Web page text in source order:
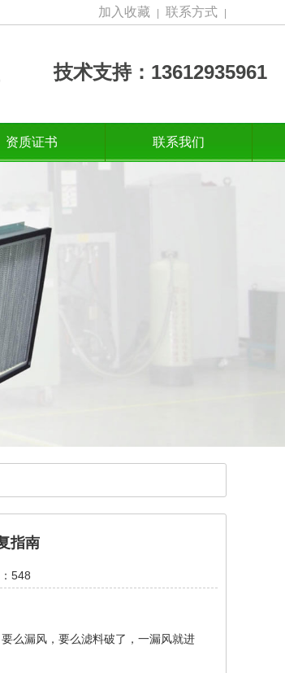
加入收藏 联系方式
技术支持：13612935961
资质证书 联系我们
指南
548
么漏风，要么滤料破了，一漏风就进